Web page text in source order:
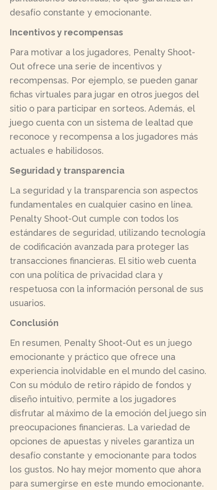
desafío constante y emocionante.
Incentivos y recompensas
Para motivar a los jugadores, Penalty Shoot-
Out ofrece una serie de incentivos y
recompensas. Por ejemplo, se pueden ganar
fichas virtuales para jugar en otros juegos del
sitio o para participar en sorteos. Además, el
juego cuenta con un sistema de lealtad que
reconoce y recompensa a los jugadores más
actuales e habilidosos.
Seguridad y transparencia
La seguridad y la transparencia son aspectos
fundamentales en cualquier casino en línea.
Penalty Shoot-Out cumple con todos los
estándares de seguridad, utilizando tecnología
de codificación avanzada para proteger las
transacciones financieras. El sitio web cuenta
con una política de privacidad clara y
respetuosa con la información personal de sus
usuarios.
Conclusión
En resumen, Penalty Shoot-Out es un juego
emocionante y práctico que ofrece una
experiencia inolvidable en el mundo del casino.
Con su módulo de retiro rápido de fondos y
diseño intuitivo, permite a los jugadores
disfrutar al máximo de la emoción del juego sin
preocupaciones financieras. La variedad de
opciones de apuestas y niveles garantiza un
desafío constante y emocionante para todos
los gustos. No hay mejor momento que ahora
para sumergirse en este mundo emocionante.